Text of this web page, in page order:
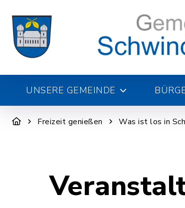
UNSERE GEMEINDE
Freizeit genießen Was ist los in